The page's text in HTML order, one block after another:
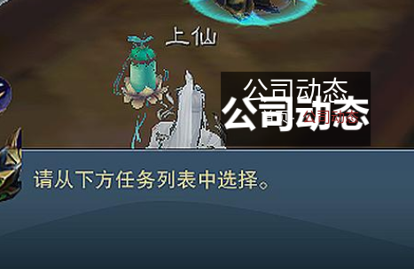
公司动态
首页- 公司动态